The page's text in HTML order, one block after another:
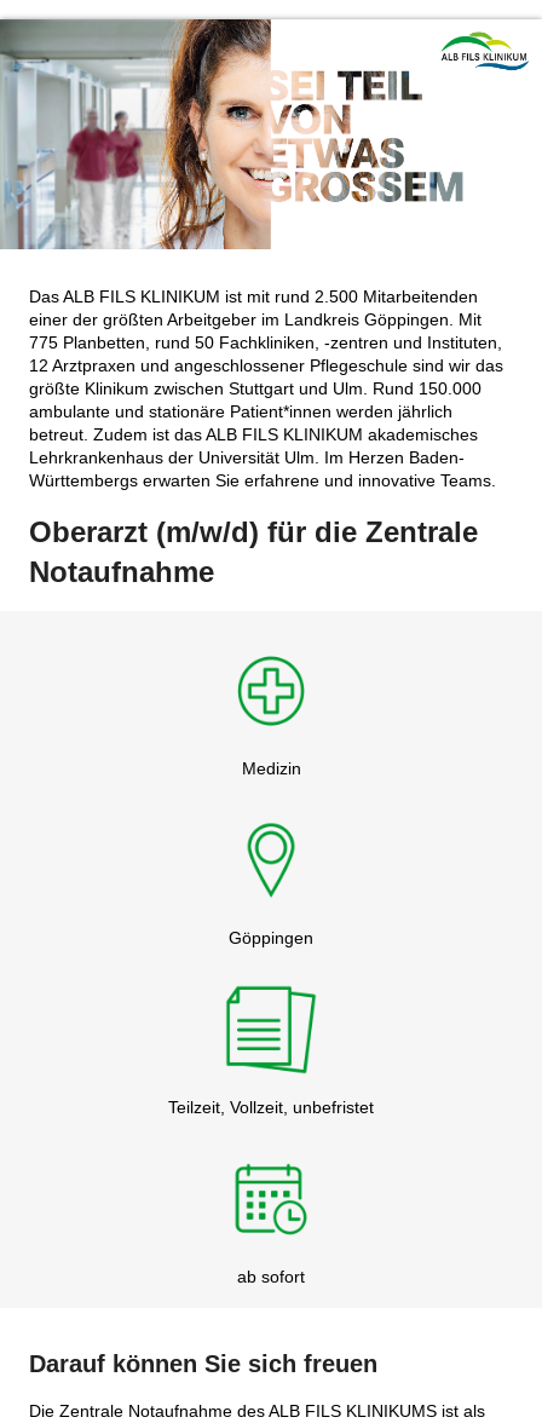
Das ALB FILS KLINIKUM ist mit rund 2.500 Mitarbeitenden
einer der größten Arbeitgeber im Landkreis Göppingen. Mit
775 Planbetten, rund 50 Fachkliniken, -zentren und Instituten,
12 Arztpraxen und angeschlossener Pflegeschule sind wir das
größte Klinikum zwischen Stuttgart und Ulm. Rund 150.000
ambulante und stationäre Patient*innen werden jährlich
betreut. Zudem ist das ALB FILS KLINIKUM akademisches
Lehrkrankenhaus der Universität Ulm. Im Herzen Baden-
Württembergs erwarten Sie erfahrene und innovative Teams.
Oberarzt (m/w/d) für die Zentrale
Notaufnahme
Medizin
Göppingen
Teilzeit, Vollzeit, unbefristet
ab sofort
Darauf können Sie sich freuen
Die Zentrale Notaufnahme des ALB FILS KLINIKUMS ist als